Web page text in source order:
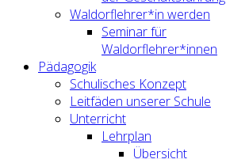
Waldorflehrer*in werden
Seminar für
Waldorflehrer*innen
Pädagogik
Schulisches Konzept
Leitfäden unserer Schule
Unterricht
Lehrplan
Übersicht